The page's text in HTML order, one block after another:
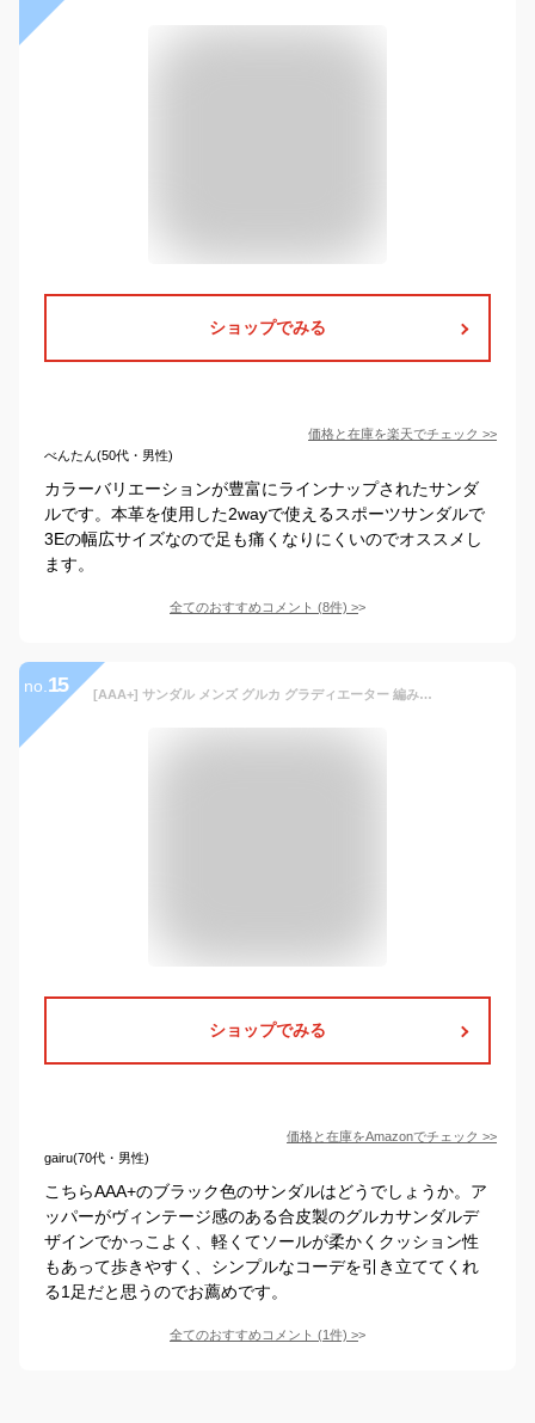
ショップでみる
価格と在庫を楽天でチェック >>
べんたん(50代・男性)
カラーバリエーションが豊富にラインナップされたサンダ
ルです。本革を使用した2wayで使えるスポーツサンダルで
3Eの幅広サイズなので足も痛くなりにくいのでオススメし
ます。
全てのおすすめコメント (8件) >
no. 15 [AAA+] サンダル メンズ グルカ グラディエーター 編み込み ストラップ ベルクロ ヴィンテージ 3cmヒール レジャー カジュアル 黒 ブラック 2410 夏 (ブラック, medium)
ショップでみる
価格と在庫をAmazonでチェック >>
gairu(70代・男性)
こちらAAA+のブラック色のサンダルはどうでしょうか。ア
ッパーがヴィンテージ感のある合皮製のグルカサンダルデ
ザインでかっこよく、軽くてソールが柔かくクッション性
もあって歩きやすく、シンプルなコーデを引き立ててくれ
る1足だと思うのでお薦めです。
全てのおすすめコメント (1件) >